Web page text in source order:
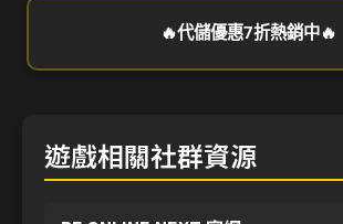
🔥代儲優惠7折熱銷中🔥
遊戲相關社群資源